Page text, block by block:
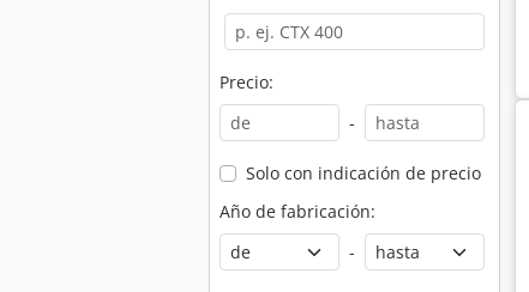
Precio:
-
Solo con indicación de precio
Año de fabricación:
-